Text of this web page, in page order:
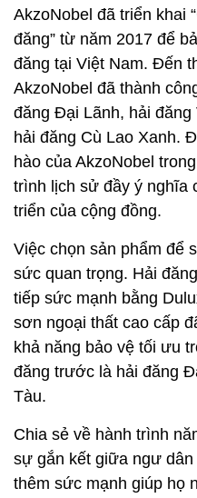
AkzoNobel đã triển khai
đăng” từ năm 2017 để
đăng tại Việt Nam. Đến
AkzoNobel đã thành
đăng Đại Lãnh, hải
hải đăng Cù Lao Xanh.
hào của AkzoNobel
trình lịch sử đầy ý nghĩa
triển của cộng đồng.
Việc chọn sản phẩm để
sức quan trọng. Hải
tiếp sức mạnh bằng
sơn ngoại thất cao cấp
khả năng bảo vệ tối ưu
đăng trước là hải đăng
Tàu.
Chia sẻ về hành trình
sự gắn kết giữa ngư
thêm sức mạnh giúp họ